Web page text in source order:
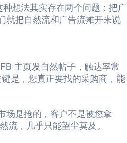
种想法其实存在两个问题：把广
就把自然流和广告流摊开来说
主页发自然帖子，触达率常
是，您真正要找的采购商，能
场是抢的，客户不是被您拿
流，几乎只能望尘莫及。